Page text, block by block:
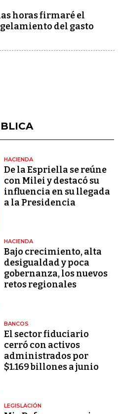
horas firmaré el
del gasto
HACIENDA
De la Espriella se reúne
con Milei y destacó su
influencia en su llegada
a la Presidencia
HACIENDA
Bajo crecimiento, alta
desigualdad y poca
gobernanza, los nuevos
retos regionales
BANCOS
El sector fiduciario
cerró con activos
administrados por
$1.169 billones a junio
LEGISLACIÓN